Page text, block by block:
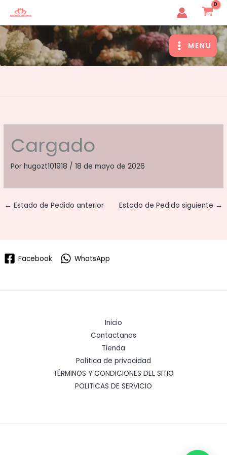
contenido
MAIN
MENU
Cargado
Porhugozt101918 /18 de mayo de 2026
← Estado de Pedido anterior Estado de Pedido siguiente →
Facebook WhatsApp
Inicio
Contactanos
Tienda
Política de privacidad
TÉRMINOS Y CONDICIONES DEL SITIO
POLITICAS DE SERVICIO